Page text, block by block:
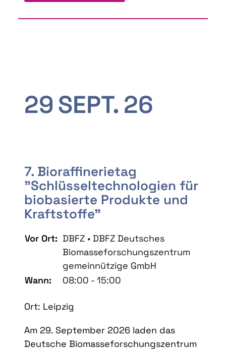
29SEPT. 26
7. Bioraffinerietag
"Schlüsseltechnologien für
biobasierte Produkte und
Kraftstoffe"
Vor Ort: DBFZ • DBFZ Deutsches
Biomasseforschungszentrum
gemeinnützige GmbH
Wann:
08:00 - 15:00
Ort: Leipzig
Am 29. September 2026 laden das
Deutsche Biomasseforschungszentrum